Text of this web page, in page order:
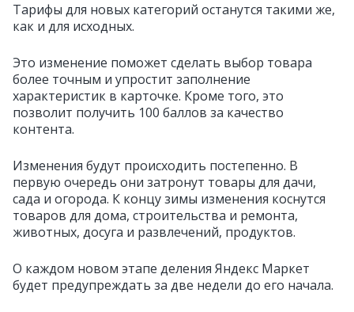
Тарифы для новых категорий останутся такими же,
как и для исходных.
Это изменение поможет сделать выбор товара
более точным и упростит заполнение
характеристик в карточке. Кроме того, это
позволит получить 100 баллов за качество
контента.
Изменения будут происходить постепенно. В
первую очередь они затронут товары для дачи,
сада и огорода. К концу зимы изменения коснутся
товаров для дома, строительства и ремонта,
животных, досуга и развлечений, продуктов.
О каждом новом этапе деления Яндекс Маркет
будет предупреждать за две недели до его начала.